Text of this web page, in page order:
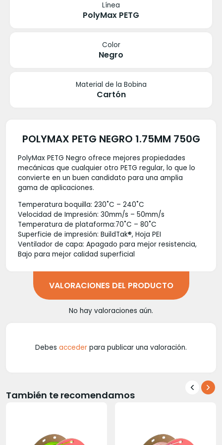
Línea
PolyMax PETG
Color
Negro
Material de la Bobina
Cartón
POLYMAX PETG NEGRO 1.75MM 750G
PolyMax PETG Negro ofrece mejores propiedades
mecánicas que cualquier otro PETG regular, lo que lo
convierte en un buen candidato para una amplia
gama de aplicaciones.
Temperatura boquilla: 230˚C – 240˚C
Velocidad de Impresión: 30mm/s – 50mm/s
Temperatura de plataforma:70˚C – 80˚C
Superficie de impresión: BuildTak®, Hoja PEI
Ventilador de capa: Apagado para mejor resistencia,
Bajo para mejor calidad superficial
VALORACIONES DEL PRODUCTO
No hay valoraciones aún.
Debes acceder para publicar una valoración.
También te recomendamos